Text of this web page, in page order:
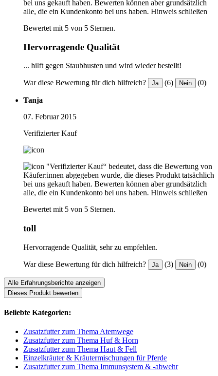
bei uns gekauft haben. Bewerten können aber grundsätzlich
alle, die ein Kundenkonto bei uns haben. Hinweis schließen
Bewertet mit 5 von 5 Sternen.
Hervorragende Qualität
... hilft gegen Staubhusten und wird wieder bestellt!
War diese Bewertung für dich hilfreich? Ja (6) Nein (0)
Tanja
07. Februar 2015
Verifizierter Kauf
"Verifizierter Kauf“ bedeutet, dass die Bewertung von
Käufer:innen abgegeben wurde, die dieses Produkt tatsächlich
bei uns gekauft haben. Bewerten können aber grundsätzlich
alle, die ein Kundenkonto bei uns haben. Hinweis schließen
Bewertet mit 5 von 5 Sternen.
toll
Hervorragende Qualität, sehr zu empfehlen.
War diese Bewertung für dich hilfreich? Ja (3) Nein (0)
Alle Erfahrungsberichte anzeigen
Dieses Produkt bewerten
Beliebte Kategorien:
Zusatzfutter zum Thema Atemwege
Zusatzfutter zum Thema Huf & Horn
Zusatzfutter zum Thema Haut & Fell
Einzelkräuter & Kräutermischungen für Pferde
Zusatzfutter zum Thema Immunsystem & -abwehr